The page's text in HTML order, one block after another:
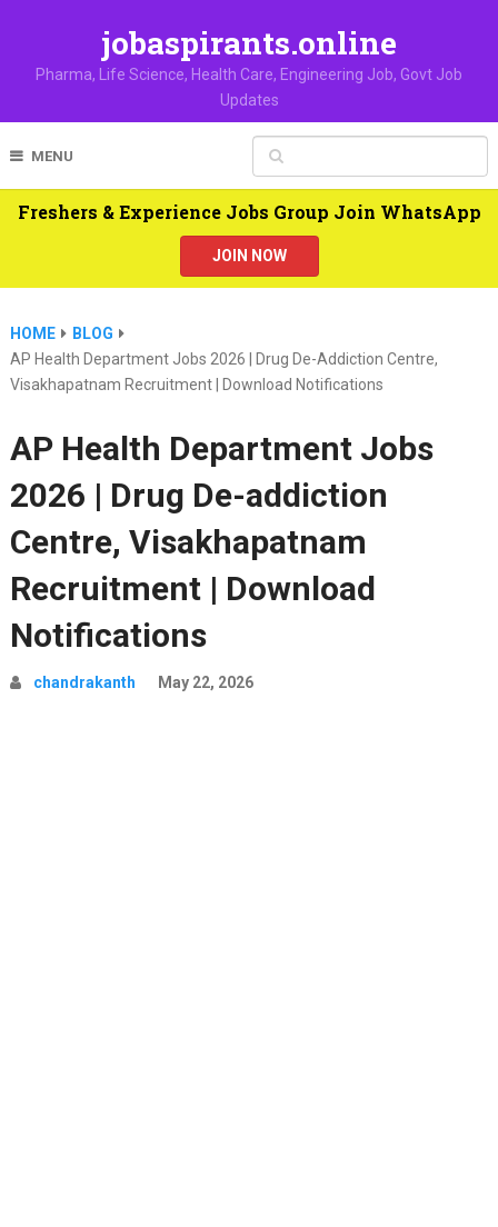
jobaspirants.online
Pharma, Life Science, Health Care, Engineering Job, Govt Job
Updates
MENU
Freshers & Experience Jobs Group Join WhatsApp
JOIN NOW
HOME
BLOG
AP Health Department Jobs 2026 | Drug De-Addiction Centre,
Visakhapatnam Recruitment | Download Notifications
AP Health Department Jobs
2026 | Drug De-addiction
Centre, Visakhapatnam
Recruitment | Download
Notifications
chandrakanth May 22, 2026